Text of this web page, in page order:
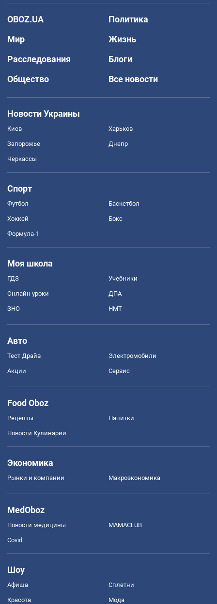
OBOZ.UA
Политика
Мир
Жизнь
Расследования
Блоги
Общество
Все новости
Новости Украины
Киев Харьков
Запорожье Днепр
Черкассы
Спорт
Футбол Баскетбол
Хоккей Бокс
Формула-1
Моя школа
ГДЗ Учебники
Онлайн уроки ДПА
ЗНО НМТ
Авто
Тест Драйв Электромобили
Акции Сервис
Food Oboz
Рецепты Напитки
Новости Кулинарии
Экономика
Рынки и компании Mакроэкономика
MedOboz
Новости медицины MAMACLUB
Covid
Шоу
Афиша Сплетни
Красота Мода